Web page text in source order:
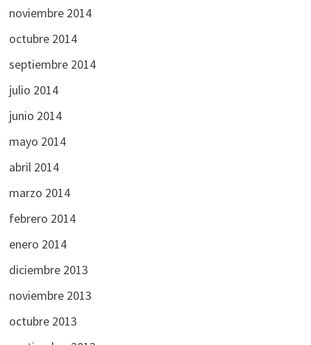
noviembre 2014
octubre 2014
septiembre 2014
julio 2014
junio 2014
mayo 2014
abril 2014
marzo 2014
febrero 2014
enero 2014
diciembre 2013
noviembre 2013
octubre 2013